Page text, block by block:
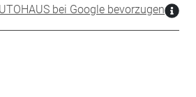
bei Google bevorzugen